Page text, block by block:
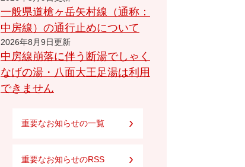
一般県道槍ヶ岳矢村線（通称：
中房線）の通行止めについて
2026年8月9日更新
中房線崩落に伴う断湯でしゃく
なげの湯・八面大王足湯は利用
できません
重要なお知らせの一覧
重要なお知らせのRSS